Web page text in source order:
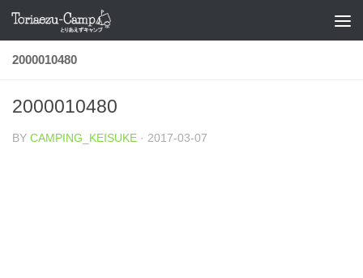
コンテンツへスキップ
2000010480
2000010480
BY CAMPING_KEISUKE · 2017-03-07